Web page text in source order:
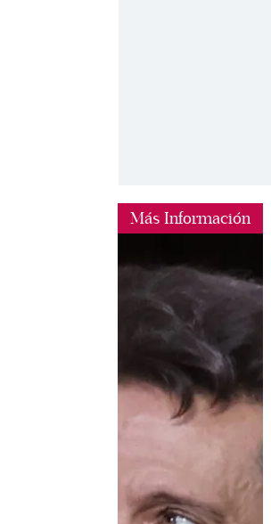
Más Información